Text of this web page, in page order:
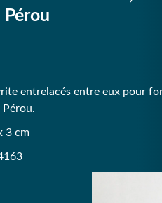
Pérou
entrelacés entre eux pour
Pérou.
3 cm